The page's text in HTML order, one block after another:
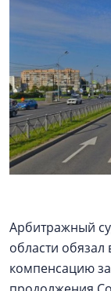
Арбитражный
области обязал
компенсацию за